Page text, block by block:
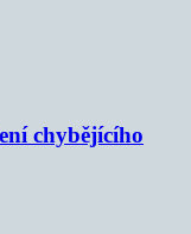
chybějícího